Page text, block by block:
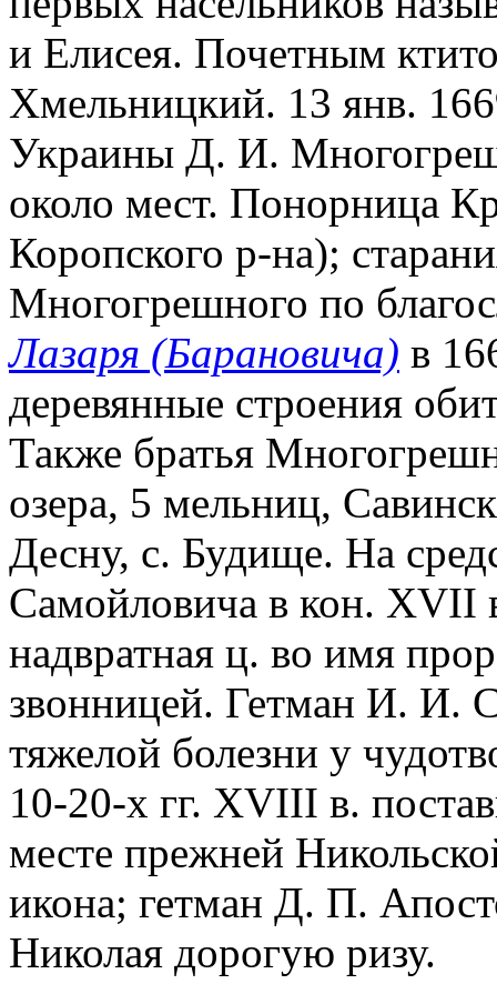
и Елисея. Почетным
Хмельницкий. 13 янв.
Украины Д. И.
около мест. Понорница
Коропского р-на);
Многогрешного по
Лазаря (Барановича) в
деревянные строения
Также братья
озера, 5 мельниц,
Десну, с. Будище. На
Самойловича в кон. XVII
надвратная ц. во имя
звонницей. Гетман И. И.
тяжелой болезни у
10-20-х гг. XVIII в.
месте прежней
икона; гетман Д. П.
Николая дорогую ризу.